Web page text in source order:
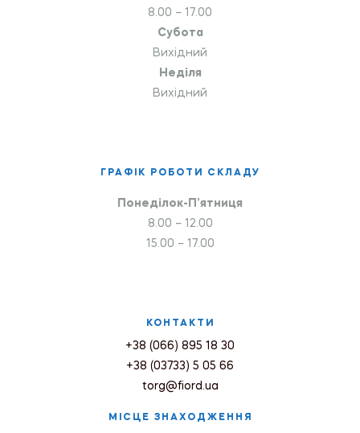
8.00 – 17.00
Субота
Вихідний
Неділя
Вихідний
ГРАФІК РОБОТИ СКЛАДУ
Понеділок-П’ятниця
8.00 – 12.00
15.00 – 17.00
КОНТАКТИ
+38 (066) 895 18 30
+38 (03733) 5 05 66
torg@fiord.ua
МІСЦЕ ЗНАХОДЖЕННЯ